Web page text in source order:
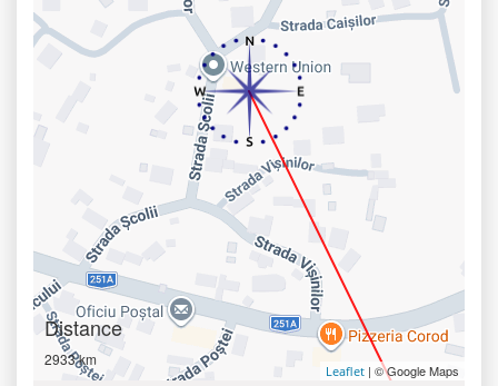
Distance
2933 km
Leaflet | © Google Maps